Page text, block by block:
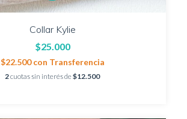
Collar Kylie
$25.000
$22.500con Transferencia
2cuotas sin interés de$12.500